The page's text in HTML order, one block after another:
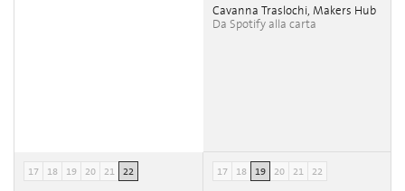
Cavanna Traslochi, Makers Hub
Da Spotify alla carta
17 18 19 20 21 22 17 18 19 20 21 22